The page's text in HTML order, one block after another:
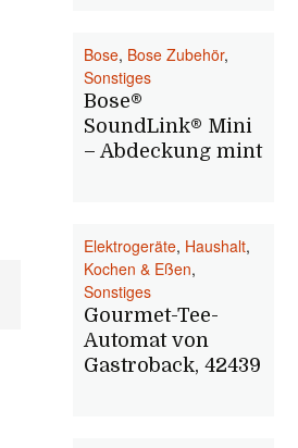
Bose, Bose Zubehör,
Sonstiges
Bose®
SoundLink® Mini
– Abdeckung mint
Elektrogeräte, Haushalt,
Kochen & Eßen,
Sonstiges
Gourmet-Tee-
Automat von
Gastroback, 42439